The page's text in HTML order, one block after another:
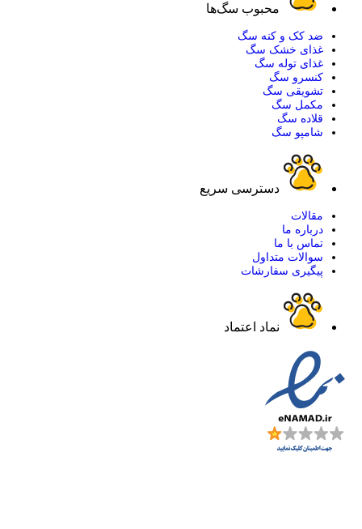
محبوب سگ‌ها
ضد کک و کنه سگ
غذای خشک سگ
غذای توله سگ
کنسرو سگ
تشویقی سگ
مکمل سگ
قلاده سگ
شامپو سگ
دسترسی سریع
مقالات
درباره ما
تماس با ما
سوالات متداول
پیگیری سفارشات
نماد اعتماد